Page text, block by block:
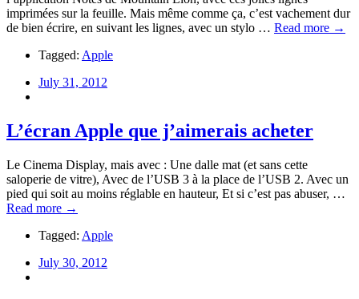
imprimées sur la feuille. Mais même comme ça, c’est vachement dur
de bien écrire, en suivant les lignes, avec un stylo … Read more →
Tagged: Apple
July 31, 2012
L’écran Apple que j’aimerais acheter
Le Cinema Display, mais avec : Une dalle mat (et sans cette
saloperie de vitre), Avec de l’USB 3 à la place de l’USB 2. Avec un
pied qui soit au moins réglable en hauteur, Et si c’est pas abuser, …
Read more →
Tagged: Apple
July 30, 2012